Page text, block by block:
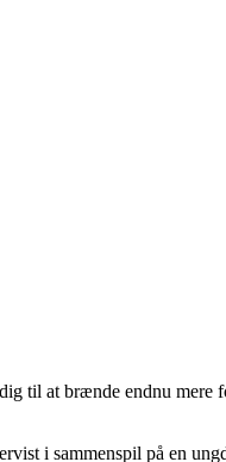
til at brænde endnu mere
i sammenspil på en